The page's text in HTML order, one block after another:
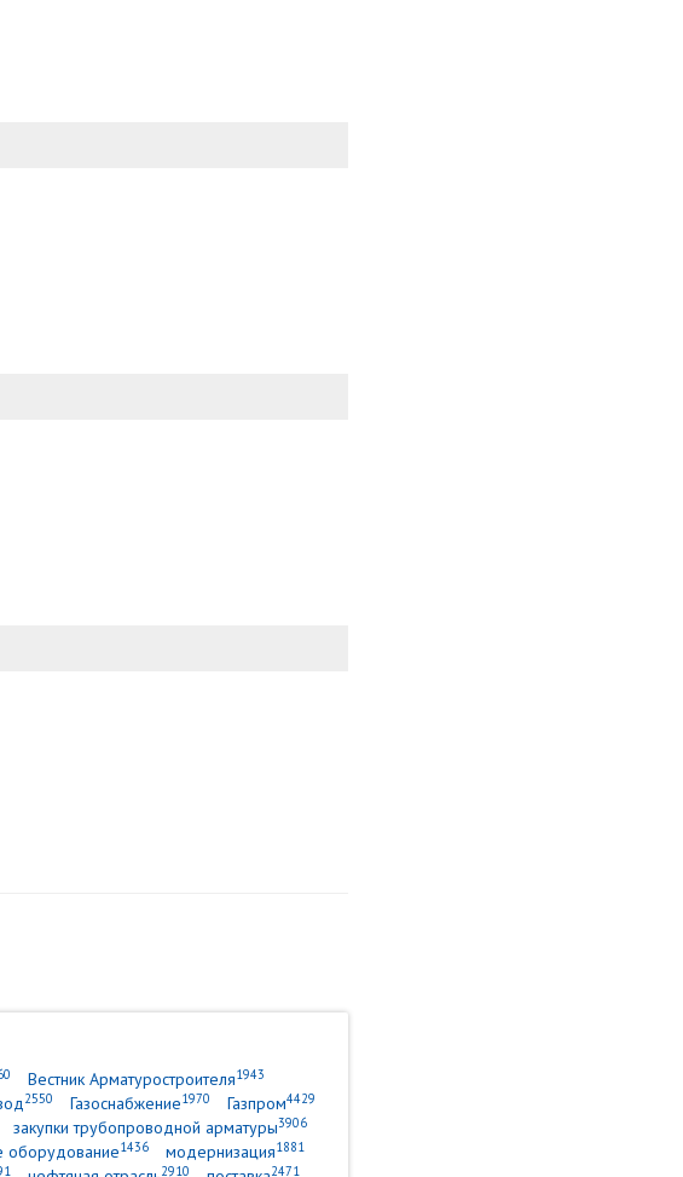
Вестник Арматуростроителя1943
2550 Газоснабжение1970 Газпром4429
закупки трубопроводной арматуры3906
оборудование1436 модернизация1881
2910 2471